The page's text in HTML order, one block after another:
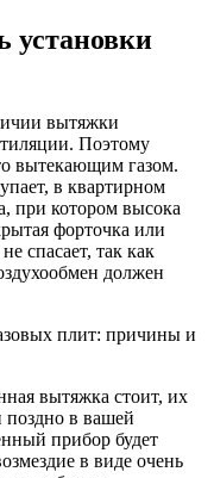
установки
вытяжки
Поэтому
вытекающим газом.
в квартирном
при котором высока
форточка или
спасает, так как
должен
вытяжка стоит, их
поздно в вашей
прибор будет
в виде очень